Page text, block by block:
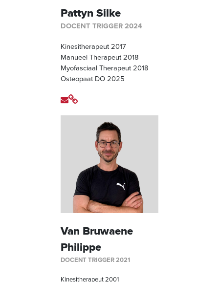
Pattyn Silke
DOCENT TRIGGER 2024
Kinesitherapeut 2017
Manueel Therapeut 2018
Myofasciaal Therapeut 2018
Osteopaat DO 2025
Van Bruwaene
Philippe
DOCENT TRIGGER 2021
Kinesitherapeut 2001